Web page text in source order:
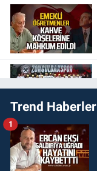
Trend Haberler
1